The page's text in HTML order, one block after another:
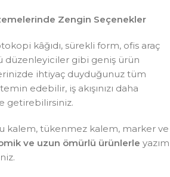
Zengin Seçenekler
kâğıdı, sürekli form, ofis araç
düzenleyiciler gibi geniş ürün
ihtiyaç duyduğunuz tüm
edebilir, iş akışınızı daha
getirebilirsiniz.
kalem, tükenmez kalem, marker ve
ve uzun ömürlü ürünlerle yazım